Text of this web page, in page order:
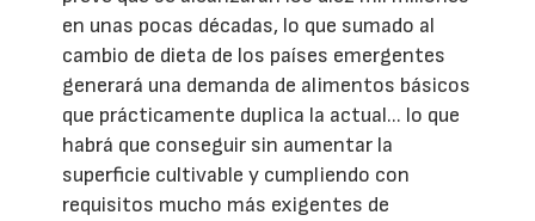
en unas pocas décadas, lo que sumado al
cambio de dieta de los países emergentes
generará una demanda de alimentos básicos
que prácticamente duplica la actual... lo que
habrá que conseguir sin aumentar la
superficie cultivable y cumpliendo con
requisitos mucho más exigentes de